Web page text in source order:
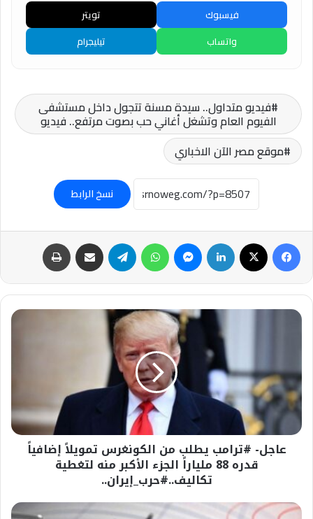
فيسبوك
تويتر
واتساب
تيليجرام
فيديو متداول.. سيدة مسنة تتجول داخل مستشفى
الفيوم العام وتشغل أغاني حب بصوت مرتفع.. فيديو
موقع مصر الآن الاخباري
نسخ الرابط
فيسبوك لينكدإن ماسنجر واتساب تيلقرام مشاركة عبر البريد
عاجل-
الكونغرس
تمويلاً
إضافياً
قدره
88
ملياراً
لتغطية
عاجل- #ترامب يطلب من الكونغرس تمويلاً إضافياً
قدره 88 ملياراً الجزء الأكبر منه لتغطية
تكاليف..#حرب_إيران..
#زلزال